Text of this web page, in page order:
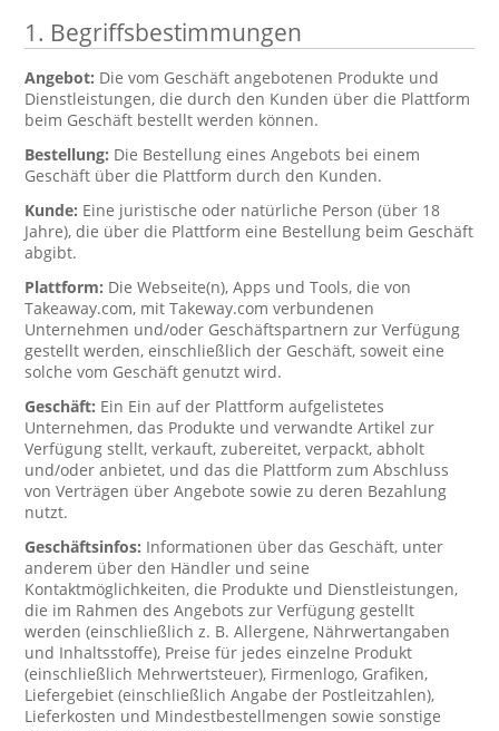
1. Begriffsbestimmungen
Angebot: Die vom Geschäft angebotenen Produkte und
Dienstleistungen, die durch den Kunden über die Plattform
beim Geschäft bestellt werden können.
Bestellung: Die Bestellung eines Angebots bei einem
Geschäft über die Plattform durch den Kunden.
Kunde: Eine juristische oder natürliche Person (über 18
Jahre), die über die Plattform eine Bestellung beim Geschäft
abgibt.
Plattform: Die Webseite(n), Apps und Tools, die von
Takeaway.com, mit Takeway.com verbundenen
Unternehmen und/oder Geschäftspartnern zur Verfügung
gestellt werden, einschließlich der Geschäft, soweit eine
solche vom Geschäft genutzt wird.
Geschäft: Ein Ein auf der Plattform aufgelistetes
Unternehmen, das Produkte und verwandte Artikel zur
Verfügung stellt, verkauft, zubereitet, verpackt, abholt
und/oder anbietet, und das die Plattform zum Abschluss
von Verträgen über Angebote sowie zu deren Bezahlung
nutzt.
Geschäftsinfos: Informationen über das Geschäft, unter
anderem über den Händler und seine
Kontaktmöglichkeiten, die Produkte und Dienstleistungen,
die im Rahmen des Angebots zur Verfügung gestellt
werden (einschließlich z. B. Allergene, Nährwertangaben
und Inhaltsstoffe), Preise für jedes einzelne Produkt
(einschließlich Mehrwertsteuer), Firmenlogo, Grafiken,
Liefergebiet (einschließlich Angabe der Postleitzahlen),
Lieferkosten und Mindestbestellmengen sowie sonstige